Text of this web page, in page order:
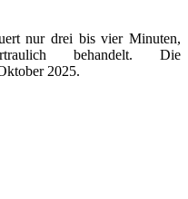
nur drei bis vier Minuten,
behandelt. Die
2025.